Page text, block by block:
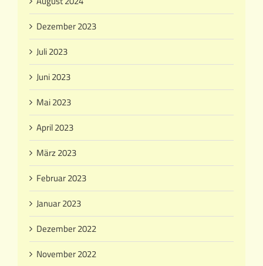
Dezember 2023
Juli 2023
Juni 2023
Mai 2023
April 2023
März 2023
Februar 2023
Januar 2023
Dezember 2022
November 2022